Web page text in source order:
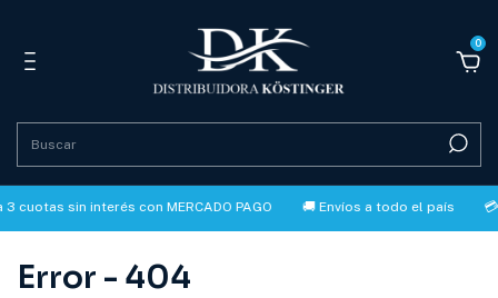
0
cuotas sin interés con MERCADO PAGO 🚚 Envíos a todo el país
Error - 404